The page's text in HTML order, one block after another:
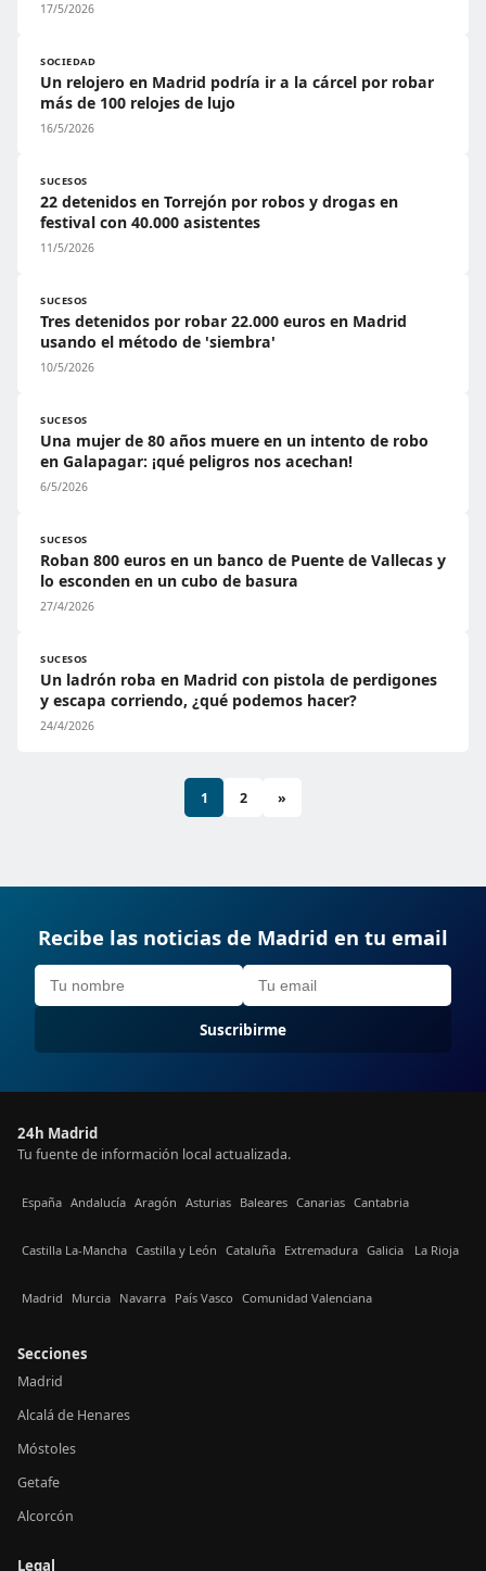
17/5/2026
SOCIEDAD
Un relojero en Madrid podría ir a la cárcel por robar
más de 100 relojes de lujo
16/5/2026
SUCESOS
22 detenidos en Torrejón por robos y drogas en
festival con 40.000 asistentes
11/5/2026
SUCESOS
Tres detenidos por robar 22.000 euros en Madrid
usando el método de 'siembra'
10/5/2026
SUCESOS
Una mujer de 80 años muere en un intento de robo
en Galapagar: ¡qué peligros nos acechan!
6/5/2026
SUCESOS
Roban 800 euros en un banco de Puente de Vallecas y
lo esconden en un cubo de basura
27/4/2026
SUCESOS
Un ladrón roba en Madrid con pistola de perdigones
y escapa corriendo, ¿qué podemos hacer?
24/4/2026
1 2 »
Recibe las noticias de Madrid en tu email
Suscribirme
24h Madrid
Tu fuente de información local actualizada.
España Andalucía Aragón Asturias Baleares Canarias Cantabria
Castilla La-Mancha Castilla y León Cataluña Extremadura Galicia La Rioja
Madrid Murcia Navarra País Vasco Comunidad Valenciana
Secciones
Madrid
Alcalá de Henares
Móstoles
Getafe
Alcorcón
Legal